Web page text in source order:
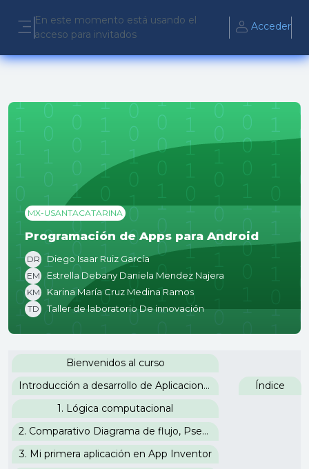
Panel lateral
En este momento está usando el
acceso para invitados
Acceder
MX-USANTACATARINA
Programación de Apps para Android
DR Diego Isaar Ruiz García
EM Estrella Debany Daniela Mendez Najera
KM Karina María Cruz Medina Ramos
TD Taller de laboratorio De innovación
Perfilado de sección
Bienvenidos al curso
Introducción a desarrollo de Aplicaciones para Android
Índice
1. Lógica computacional
2. Comparativo Diagrama de flujo, Pseudocódigo, Lenguaje C y Bloques de App Inventor
3. Mi primera aplicación en App Inventor